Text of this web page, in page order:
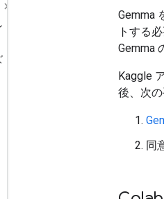
Gemma
トする
Gemma
Kaggle
後、次の
同